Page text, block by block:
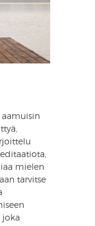
aamuisin
mielen
tarvitse
joka